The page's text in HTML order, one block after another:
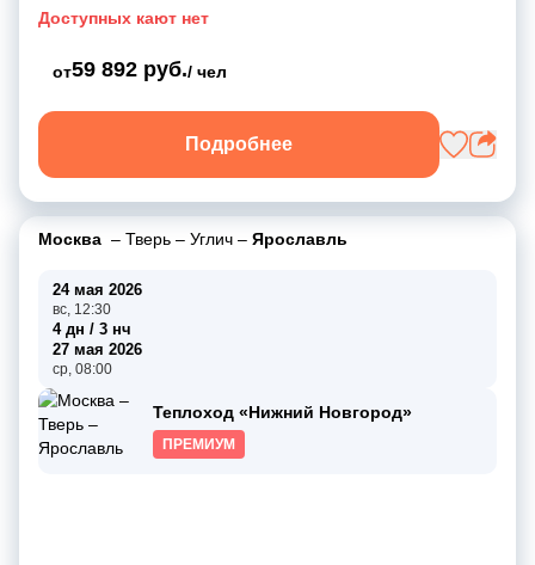
Доступных кают нет
от59 892 руб./ чел
Подробнее
Москва – Тверь – Углич – Ярославль
24 мая 2026
вс, 12:30
4 дн / 3 нч
27 мая 2026
ср, 08:00
Теплоход «Нижний Новгород»
ПРЕМИУМ